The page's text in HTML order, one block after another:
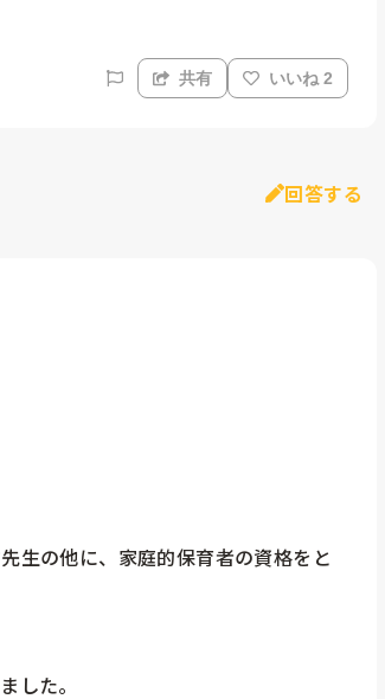
共有 いいね 2
回答する
生の他に、家庭的保育者の資格をと
した。